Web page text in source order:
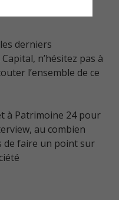
derniers
n’hésitez pas à
l’ensemble de ce
à Patrimoine 24 pour
au combien
de faire un point sur